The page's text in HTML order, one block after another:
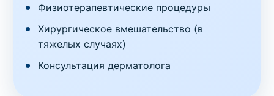
Физиотерапевтические процедуры
Хирургическое вмешательство (в
тяжелых случаях)
Консультация дерматолога